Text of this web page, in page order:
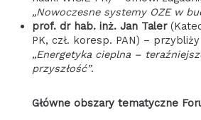
„Nowoczesne systemy OZE w
prof. dr hab. inż. Jan Taler
PK, czł. koresp. PAN) –
„Energetyka cieplna –
przyszłość”.
Główne obszary tematyczne